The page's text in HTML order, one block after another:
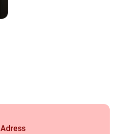
Adress